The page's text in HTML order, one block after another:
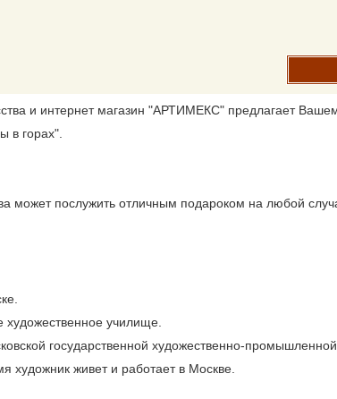
и интернет магазин "АРТИМЕКС" предлагает
в горах".
может послужить отличным подароком на любой
художественное училище.
государственной художественно-
художник живет и работает в Москве.